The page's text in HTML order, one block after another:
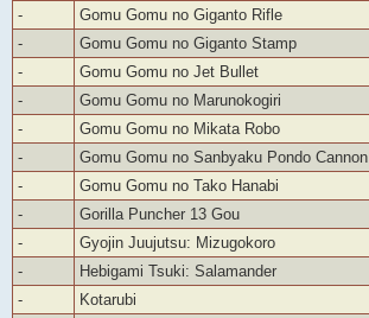
- Gomu Gomu no Giganto Rifle
-
Gomu Gomu no Giganto Stamp
-
Gomu Gomu no Jet Bullet
-
Gomu Gomu no Marunokogiri
-
Gomu Gomu no Mikata Robo
-
Gomu Gomu no Sanbyaku Pondo Cannon
-
Gomu Gomu no Tako Hanabi
-
Gorilla Puncher 13 Gou
-
Gyojin Juujutsu: Mizugokoro
-
Hebigami Tsuki: Salamander
-
Kotarubi